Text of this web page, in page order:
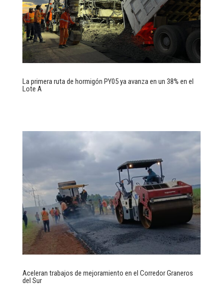
La primera ruta de hormigón PY05 ya avanza en un 38% en el
Lote A
Aceleran trabajos de mejoramiento en el Corredor Graneros
del Sur